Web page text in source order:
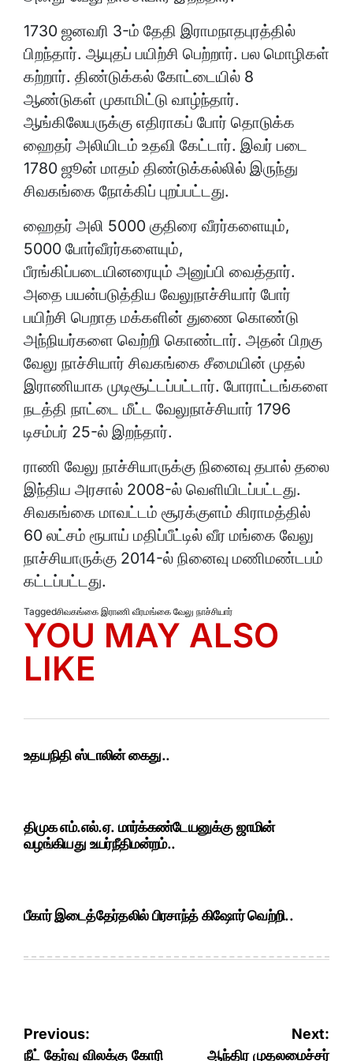
1730 ஜனவரி 3-ம் தேதி இராமநாதபுரத்தில்
பிறந்தார். ஆயுதப் பயிற்சி பெற்றார். பல மொழிகள்
கற்றார். திண்டுக்கல் கோட்டையில் 8
ஆண்டுகள் முகாமிட்டு வாழ்ந்தார்.
ஆங்கிலேயருக்கு எதிராகப் போர் தொடுக்க
ஹைதர் அலியிடம் உதவி கேட்டார். இவர் படை
1780 ஜூன் மாதம் திண்டுக்கல்லில் இருந்து
சிவகங்கை நோக்கிப் புறப்பட்டது.
ஹைதர் அலி 5000 குதிரை வீரர்களையும்,
5000 போர்வீரர்களையும்,
பீரங்கிப்படையினரையும் அனுப்பி வைத்தார்.
அதை பயன்படுத்திய வேலுநாச்சியார் போர்
பயிற்சி பெறாத மக்களின் துணை கொண்டு
அந்நியர்களை வெற்றி கொண்டார். அதன் பிறகு
வேலு நாச்சியார் சிவகங்கை சீமையின் முதல்
இராணியாக முடிசூட்டப்பட்டார். போராட்டங்களை
நடத்தி நாட்டை மீட்ட வேலுநாச்சியார் 1796
டிசம்பர் 25-ல் இறந்தார்.
ராணி வேலு நாச்சியாருக்கு நினைவு தபால் தலை
இந்திய அரசால் 2008-ல் வெளியிடப்பட்டது.
சிவகங்கை மாவட்டம் சூரக்குளம் கிராமத்தில்
60 லட்சம் ரூபாய் மதிப்பீட்டில் வீர மங்கை வேலு
நாச்சியாருக்கு 2014-ல் நினைவு மணிமண்டபம்
கட்டப்பட்டது.
Taggedசிவகங்கை இராணி வீரமங்கை வேலு நாச்சியார்
YOU MAY ALSO
LIKE
உதயநிதி ஸ்டாலின் கைது..
திமுக எம்.எல்.ஏ. மார்க்கண்டேயனுக்கு ஜாமின்
வழங்கியது உயர்நீதிமன்றம்..
பீகார் இடைத்தேர்தலில் பிரசாந்த் கிஷோர் வெற்றி..
Post
Previous:
நீட் தேர்வு விலக்கு கோரி
Next:
ஆந்திர முதலமைச்சர்